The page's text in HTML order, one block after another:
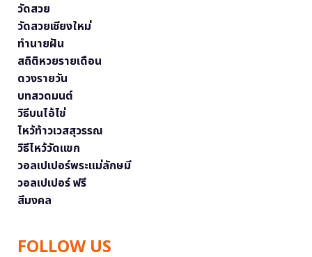
วัดสวย
วัดสวยเชียงใหม่
ทำนายฝัน
สถิติหวยรายเดือน
ดวงรายวัน
บทสวดมนต์
วิธีบนไอ้ไข่
ไหว้ท้าวเวสสุวรรณ
วิธีไหว้วัดแขก
วอลเปเปอร์พระแม่ลักษมี
วอลเปเปอร์ ฟรี
สีมงคล
FOLLOW US